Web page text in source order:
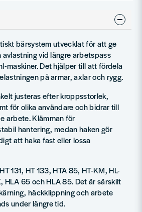
bärsystem utvecklat för att ge
vid längre arbetspass
maskiner. Det hjälper till att fördela
på armar, axlar och rygg.
justeras efter kroppsstorlek,
för olika användare och bidrar till
arbete. Klämman för
hantering, medan haken gör
att haka fast eller lossa
131, HT 133, HTA 85, HT-KM, HL-
HLA 65 och HLA 85. Det är särskilt
häckklippning och arbete
under längre tid.